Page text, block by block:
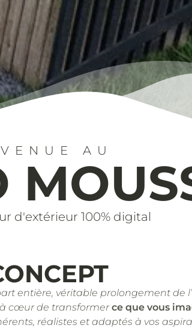
AU
d'extérieur 100% digital
entière, véritable prolongement de
à cœur de transformerce que vous
réalistes et adaptés à vos